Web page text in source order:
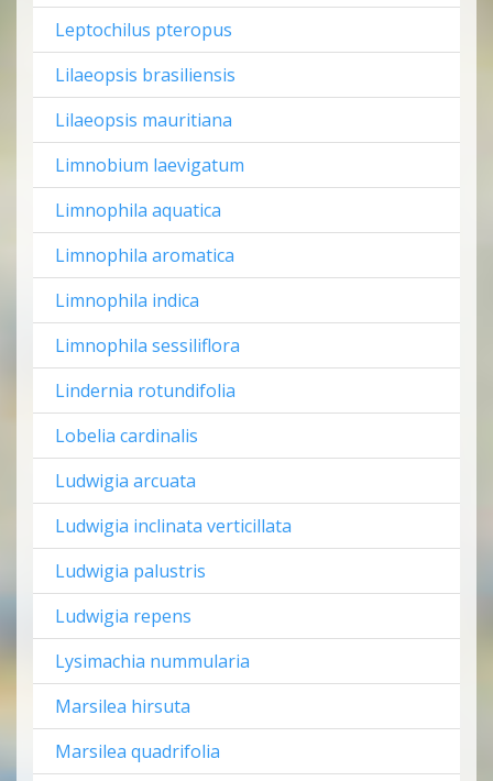
Leptochilus pteropus
Lilaeopsis brasiliensis
Lilaeopsis mauritiana
Limnobium laevigatum
Limnophila aquatica
Limnophila aromatica
Limnophila indica
Limnophila sessiliflora
Lindernia rotundifolia
Lobelia cardinalis
Ludwigia arcuata
Ludwigia inclinata verticillata
Ludwigia palustris
Ludwigia repens
Lysimachia nummularia
Marsilea hirsuta
Marsilea quadrifolia